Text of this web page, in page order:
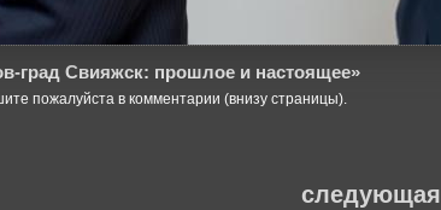
град Свияжск: прошлое и настоящее»
пожалуйста в комментарии (внизу страницы).
следующая